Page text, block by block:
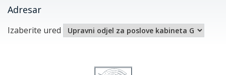
Adresar
Izaberite ured